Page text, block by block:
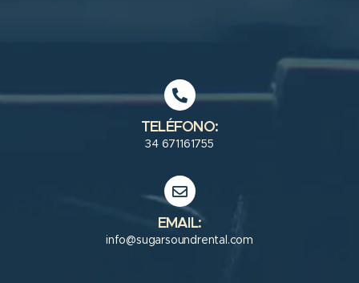
TELÉFONO:
34 671161755
EMAIL:
info@sugarsoundrental.com